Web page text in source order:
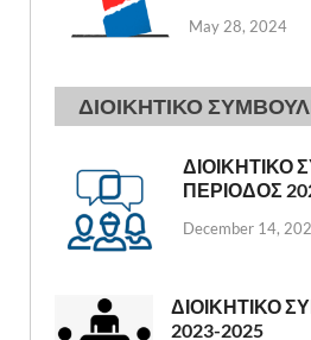
May 28, 2024
ΔΙΟΙΚΗΤΙΚΟ
ΔΙΟΙΚΗΤΙΚΟ
ΠΕΡΙΟΔΟΣ
December 14,
ΔΙΟΙΚΗΤΙΚΟ
2023-2025